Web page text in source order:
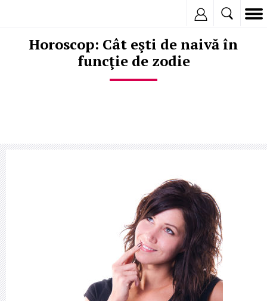
Horoscop: Cât eşti de naivă în
funcţie de zodie